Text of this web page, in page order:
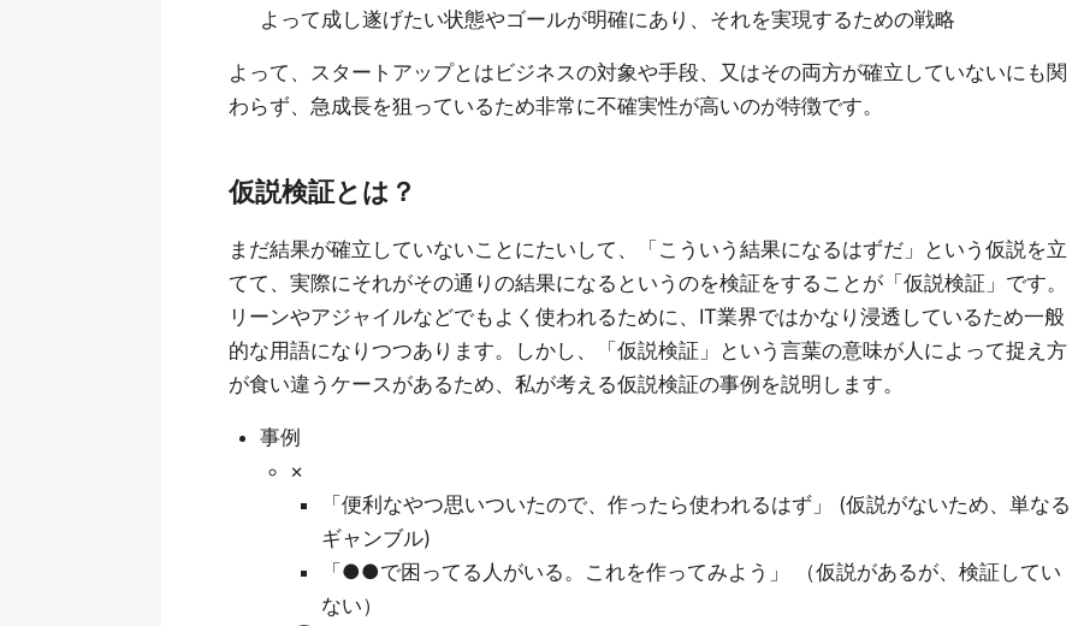
よって成し遂げたい状態やゴールが明確にあり、それを実現するための戦略
よって、スタートアップとはビジネスの対象や手段、又はその両方が確立していないにも関
わらず、急成長を狙っているため非常に不確実性が高いのが特徴です。
仮説検証とは？
まだ結果が確立していないことにたいして、「こういう結果になるはずだ」という仮説を立
てて、実際にそれがその通りの結果になるというのを検証をすることが「仮説検証」です。
リーンやアジャイルなどでもよく使われるために、IT業界ではかなり浸透しているため一般
的な用語になりつつあります。しかし、「仮説検証」という言葉の意味が人によって捉え方
が食い違うケースがあるため、私が考える仮説検証の事例を説明します。
事例
×
「便利なやつ思いついたので、作ったら使われるはず」 (仮説がないため、単なる
ギャンブル)
「●●で困ってる人がいる。これを作ってみよう」 （仮説があるが、検証してい
ない）